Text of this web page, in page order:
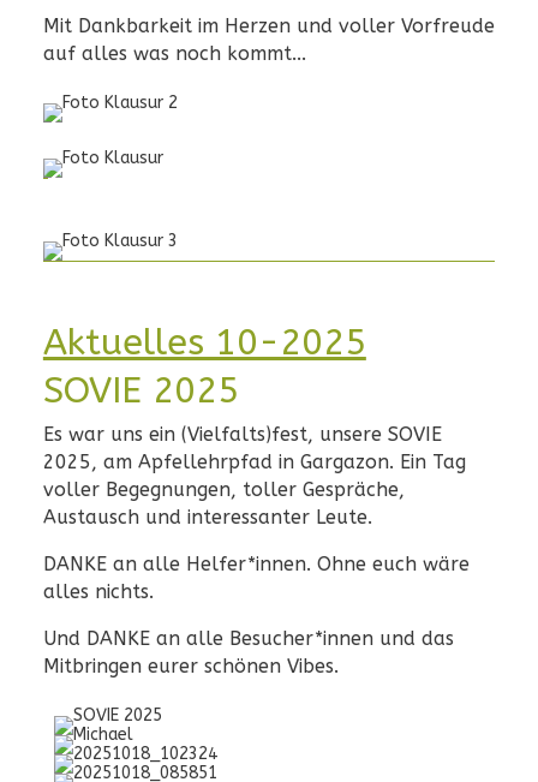
Mit Dankbarkeit im Herzen und voller Vorfreude
auf alles was noch kommt...
Aktuelles 10-2025
SOVIE 2025
Es war uns ein (Vielfalts)fest, unsere SOVIE
2025, am Apfellehrpfad in Gargazon. Ein Tag
voller Begegnungen, toller Gespräche,
Austausch und interessanter Leute.
DANKE an alle Helfer*innen. Ohne euch wäre
alles nichts.
Und DANKE an alle Besucher*innen und das
Mitbringen eurer schönen Vibes.